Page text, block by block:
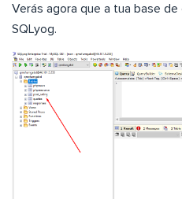
Verás agora que a tua base
SQLyog.